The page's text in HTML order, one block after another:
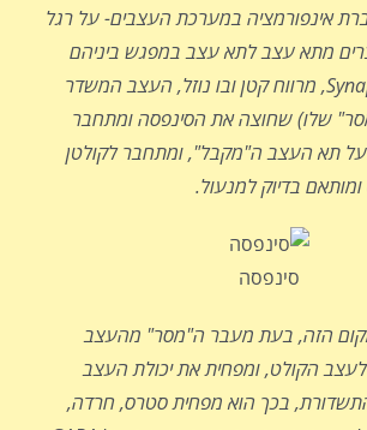
אינפורמציה במערכת העצבים- על רגל
מתא עצב לתא עצב במפגש ביניהם
S, מרווח קטן ובו נוזל, העצב המשדר
שלו) שחוצה את הסינפסה ומתחבר
על תא העצב ה"מקבל", ומתחבר לקולטן
בדיוק למנעול.
סינפסה
הזה, בעת מעבר ה"מסר" מהעצב
הקולט, ומפחית את יכולת העצב
בכך הוא מפחית סטרס, חרדה,